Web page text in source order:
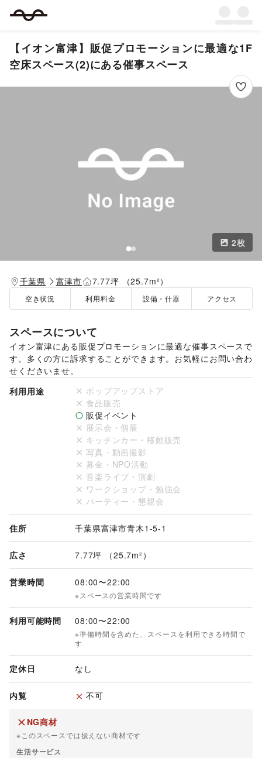
【イオン富津】販促プロモーションに最適な1F
空床スペース(2)にある催事スペース
2枚
千葉県 富津市 7.77坪 （25.7m²）
空き状況 利用料金 設備・什器 アクセス
スペースについて
イオン富津にある販促プロモーションに最適な催事スペースで
す。多くの方に訴求することができます。お気軽にお問い合わ
せくださいませ。
利用用途
ポップアップストア
食品販売
販促イベント
展示会・個展
キッチンカー・移動販売
写真・動画撮影
募金・NPO活動
音楽ライブ・演劇
ワークショップ・勉強会
パーティー・懇親会
住所 千葉県富津市青木1-5-1
広さ 7.77坪 （25.7m²）
営業時間 08:00〜22:00
※スペースの営業時間です
利用可能時間 08:00〜22:00
※準備時間を含めた、スペースを利用できる時間で
す
定休日 なし
内覧 不可
NG商材
※このスペースでは扱えない商材です
生活サービス